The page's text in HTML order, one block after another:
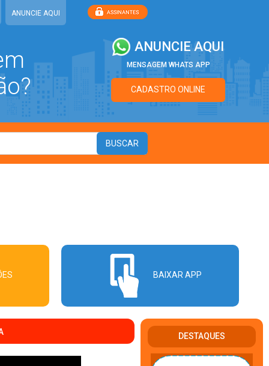
ANUNCIE AQUI
ANUNCIE AQUI
MENSAGEM WHATS APP
CADASTRO ONLINE
BAIXAR APP
DESTAQUES